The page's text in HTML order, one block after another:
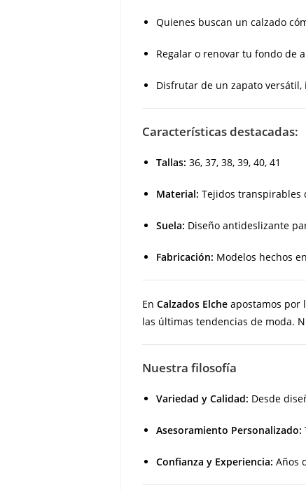
Quienes buscan un calzado
Regalar o renovar tu fondo de
Disfrutar de un zapato
Características destacadas:
Tallas: 36, 37, 38, 39, 40, 41
Material: Tejidos transpirables
Suela: Diseño antideslizante
Fabricación: Modelos hechos
En Calzados Elche apostamos por
las últimas tendencias de moda.
Nuestra filosofía
Variedad y Calidad: Desde
Asesoramiento Personalizado:
Confianza y Experiencia: Años